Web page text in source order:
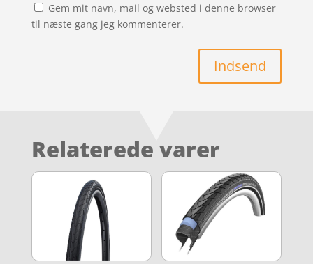
Gem mit navn, mail og websted i denne browser
til næste gang jeg kommenterer.
Indsend
Relaterede varer